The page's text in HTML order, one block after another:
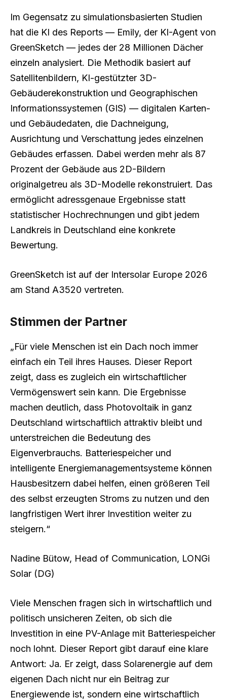
Im Gegensatz zu simulationsbasierten Studien
hat die KI des Reports — Emily, der KI-Agent von
GreenSketch — jedes der 28 Millionen Dächer
einzeln analysiert. Die Methodik basiert auf
Satellitenbildern, KI-gestützter 3D-
Gebäuderekonstruktion und Geographischen
Informationssystemen (GIS) — digitalen Karten-
und Gebäudedaten, die Dachneigung,
Ausrichtung und Verschattung jedes einzelnen
Gebäudes erfassen. Dabei werden mehr als 87
Prozent der Gebäude aus 2D-Bildern
originalgetreu als 3D-Modelle rekonstruiert. Das
ermöglicht adressgenaue Ergebnisse statt
statistischer Hochrechnungen und gibt jedem
Landkreis in Deutschland eine konkrete
Bewertung.
GreenSketch ist auf der Intersolar Europe 2026
am Stand A3520 vertreten.
Stimmen der Partner
„Für viele Menschen ist ein Dach noch immer
einfach ein Teil ihres Hauses. Dieser Report
zeigt, dass es zugleich ein wirtschaftlicher
Vermögenswert sein kann. Die Ergebnisse
machen deutlich, dass Photovoltaik in ganz
Deutschland wirtschaftlich attraktiv bleibt und
unterstreichen die Bedeutung des
Eigenverbrauchs. Batteriespeicher und
intelligente Energiemanagementsysteme können
Hausbesitzern dabei helfen, einen größeren Teil
des selbst erzeugten Stroms zu nutzen und den
langfristigen Wert ihrer Investition weiter zu
steigern.“
Nadine Bütow, Head of Communication, LONGi
Solar (DG)
Viele Menschen fragen sich in wirtschaftlich und
politisch unsicheren Zeiten, ob sich die
Investition in eine PV-Anlage mit Batteriespeicher
noch lohnt. Dieser Report gibt darauf eine klare
Antwort: Ja. Er zeigt, dass Solarenergie auf dem
eigenen Dach nicht nur ein Beitrag zur
Energiewende ist, sondern eine wirtschaftlich